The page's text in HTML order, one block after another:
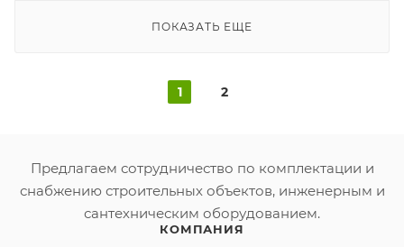
ПОКАЗАТЬ ЕЩЕ
1 2
Предлагаем сотрудничество по комплектации и
снабжению строительных объектов, инженерным и
сантехническим оборудованием.
КОМПАНИЯ